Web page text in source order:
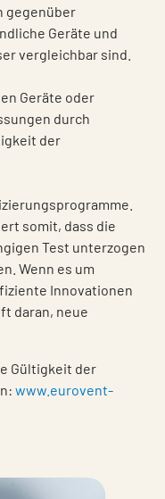
gegenüber
Geräte und
vergleichbar sind.
Geräte oder
durch
der
somit, dass die
Test unterzogen
Wenn es um
Innovationen
daran, neue
Gültigkeit der
www.eurovent-